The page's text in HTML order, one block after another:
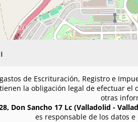
de Escrituración, Registro e
la obligación legal de efectuar
otras
Don Sancho 17 Lc (Valladolid -
es responsable de los datos